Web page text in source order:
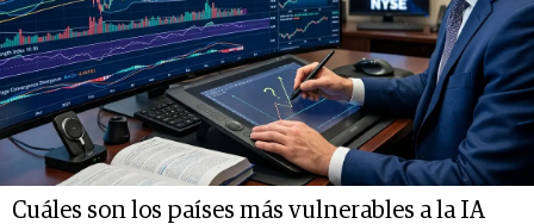
Cuáles son los países más vulnerables a la IA